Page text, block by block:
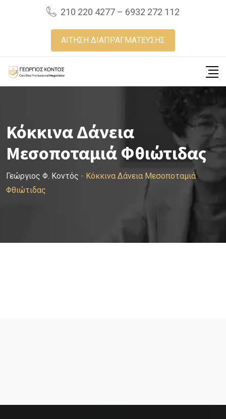
210 220 4277 – 6932 272 112
ΑΙΤΗΣΗ ΔΙΑΠΡΑΓΜΑΤΕΥΣΗΣ
Κόκκινα Δάνεια
Μεσοποταμιά Φθιώτιδας
Γεώργιος Φ. Κοντός - Κόκκινα Δάνεια Μεσοποταμιά
Φθιώτιδας